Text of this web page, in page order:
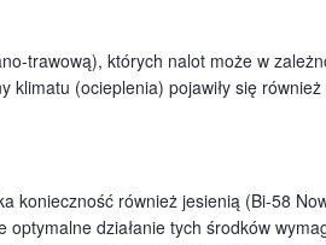
trawową), których nalot może w
(ocieplenia) pojawiły się również
konieczność również jesienią (Bi-58
działanie tych środków